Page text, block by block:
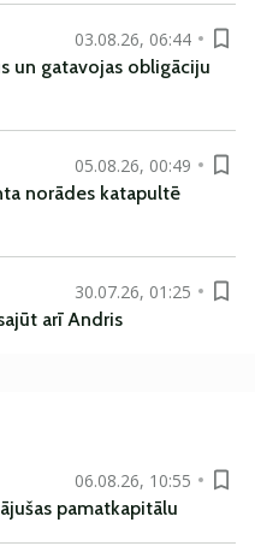
03.08.26, 06:44
un gatavojas obligāciju
05.08.26, 00:49
norādes katapultē
30.07.26, 01:25
arī Andris
06.08.26, 10:55
pamatkapitālu